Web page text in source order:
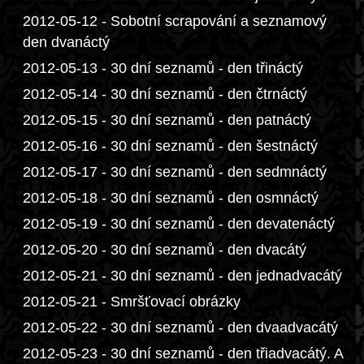
2012-05-12 - Sobotní scrapování a seznamový
den dvanáctý
2012-05-13 - 30 dní seznamů - den třináctý
2012-05-14 - 30 dní seznamů - den čtrnáctý
2012-05-15 - 30 dní seznamů - den patnáctý
2012-05-16 - 30 dní seznamů - den šestnáctý
2012-05-17 - 30 dní seznamů - den sedmnáctý
2012-05-18 - 30 dní seznamů - den osmnáctý
2012-05-19 - 30 dní seznamů - den devatenáctý
2012-05-20 - 30 dní seznamů - den dvacátý
2012-05-21 - 30 dní seznamů - den jednadvacátý
2012-05-21 - Smršťovací obrázky
2012-05-22 - 30 dní seznamů - den dvaadvacátý
2012-05-23 - 30 dní seznamů - den třiadvacátý. A